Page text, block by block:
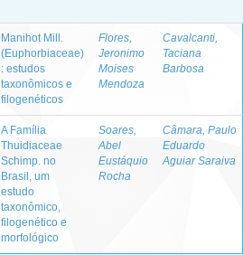
Manihot Mill.
(Euphorbiaceae)
: estudos
taxonômicos e
filogenéticos
Flores,
Jeronimo
Moises
Mendoza
Cavalcanti,
Taciana
Barbosa
A Família
Thuidiaceae
Schimp. no
Brasil, um
estudo
taxonômico,
filogenético e
morfológico
Soares,
Abel
Eustáquio
Rocha
Câmara, Paulo
Eduardo
Aguiar Saraiva